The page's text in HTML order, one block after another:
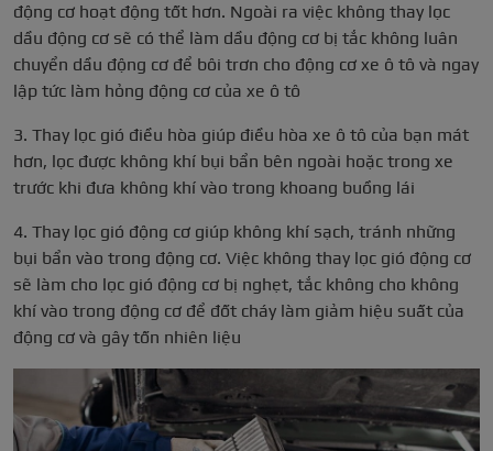
động cơ hoạt động tốt hơn. Ngoài ra việc không thay lọc
dầu động cơ sẽ có thể làm dầu động cơ bị tắc không luân
chuyển dầu động cơ để bôi trơn cho động cơ xe ô tô và ngay
lập tức làm hỏng động cơ của xe ô tô
3. Thay lọc gió điều hòa giúp điều hòa xe ô tô của bạn mát
hơn, lọc được không khí bụi bẩn bên ngoài hoặc trong xe
trước khi đưa không khí vào trong khoang buồng lái
4. Thay lọc gió động cơ giúp không khí sạch, tránh những
bụi bẩn vào trong động cơ. Việc không thay lọc gió động cơ
sẽ làm cho lọc gió động cơ bị nghẹt, tắc không cho không
khí vào trong động cơ để đốt cháy làm giảm hiệu suất của
động cơ và gây tốn nhiên liệu